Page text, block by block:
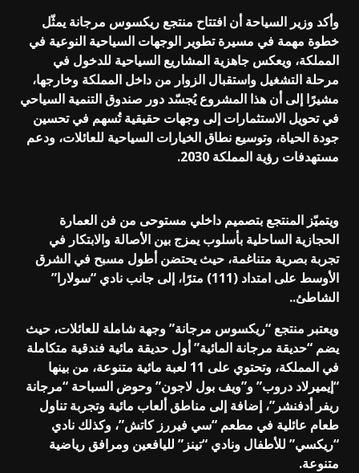
وأكد وزير السياحة أن افتتاح منتجع ريكسوس مرجانة يمثّل
خطوة مهمة في مسيرة تطوير الوجهات السياحية النوعية في
المملكة، ويعكس جاهزية المشاريع السياحية للدخول في
مرحلة التشغيل واستقبال الزوار من داخل المملكة وخارجها،
مشيرًا إلى أن هذا المشروع يُجسّد دور صندوق التنمية السياحي
في تحويل الاستثمارات إلى وجهات حقيقية تُسهم في تحسين
جودة الحياة، وتوسيع نطاق الخيارات السياحية للعائلات، ودعم
مستهدفات رؤية المملكة 2030.
ويتميّز المنتجع بتصميم داخلي مستوحى من فن العمارة
الحجازية الساحلية بأسلوب يمزج بين الأصالة والابتكار في
تجربة بصرية متناغمة، حيث يحتضن أطول مسبح في الشرق
الأوسط على امتداد (111) مترًا، إلى جانب نادي “سولارا”
الشاطئ..
ويعتبر منتجع “ريكسوس مرجانة” وجهة شاملة للعائلات، حيث
يضم “حديقة مرجانة المائية” أول حديقة مائية فندقية متكاملة
في المملكة، وتحتوي على 11 لعبة مائية متنوعة، من بينها
“إيميرلاد دروب” و”ويف بول لاجون” وحوض السباحة “مرجانة
ريفر أدفنشر”، إضافة إلى مناطق ألعاب مائية وتجربة تناول
طعام عائلية في مطعم “سي فيررز كاتش”، وكذلك نادي
“ريكسي” للأطفال ونادي “تينز” لليافعين ومرافق رياضية
متنوعة.